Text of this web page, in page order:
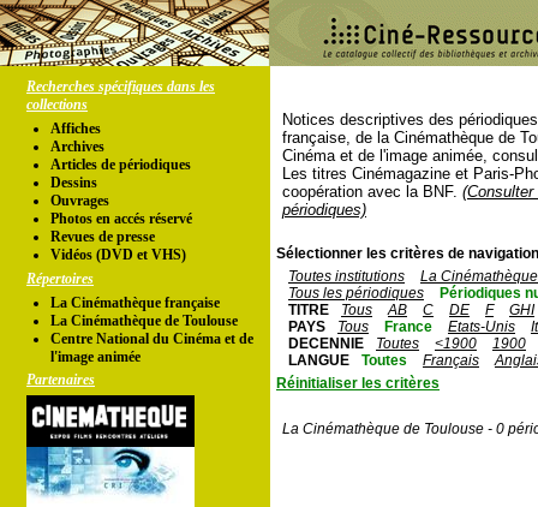
Recherches spécifiques dans les
collections
Affiches
Archives
Articles de périodiques
Dessins
Ouvrages
Photos en accés réservé
Revues de presse
Vidéos (DVD et VHS)
Répertoires
La Cinémathèque française
La Cinémathèque de Toulouse
Centre National du Cinéma et de
l'image animée
Partenaires
Notices descriptives des
française, de la Cinémathèque de
Cinéma et de l'image animée,
Les titres Cinémagazine et Paris-
coopération avec la BNF.
périodiques)
Sélectionner les critères de
Toutes institutions
La
Tous les périodiques
Périodiques
TITRE
Tous AB C DE F
GHI
PAYS
Tous France Etats-Unis
DECENNIE
Toutes <1900
1900
LANGUE
Toutes Français
Réinitialiser les critères
La Cinémathèque de Toulouse - 0